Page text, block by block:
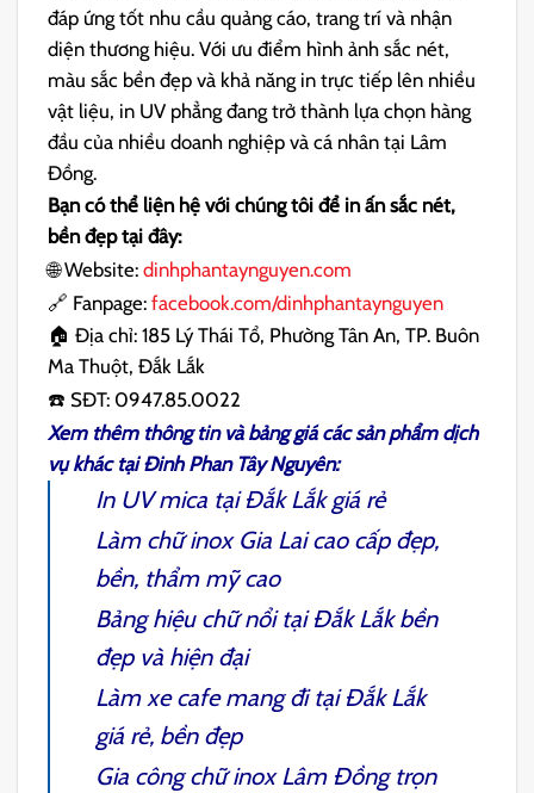
đáp ứng tốt nhu cầu quảng cáo, trang trí và nhận
diện thương hiệu. Với ưu điểm hình ảnh sắc nét,
màu sắc bền đẹp và khả năng in trực tiếp lên nhiều
vật liệu, in UV phẳng đang trở thành lựa chọn hàng
đầu của nhiều doanh nghiệp và cá nhân tại Lâm
Đồng.
Bạn có thể liện hệ với chúng tôi để in ấn sắc nét,
bền đẹp tại đây:
🌐 Website:dinhphantaynguyen.com
🔗 Fanpage: facebook.com/dinhphantaynguyen
🏠 Địa chỉ: 185 Lý Thái Tổ, Phường Tân An, TP. Buôn
Ma Thuột, Đắk Lắk
☎️ SĐT: 0947.85.0022
Xem thêm thông tin và bảng giá các sản phẩm dịch
vụ khác tạiĐinh Phan Tây Nguyên:
In UV mica tại Đắk Lắkgiá rẻ
Làm chữ inox Gia Laicao cấp đẹp,
bền, thẩm mỹ cao
Bảng hiệu chữ nổi tại Đắk Lắkbền
đẹp và hiện đại
Làm xe cafe mang đi tại Đắk Lắk
giá rẻ, bền đẹp
Gia công chữ inox Lâm Đồngtrọn